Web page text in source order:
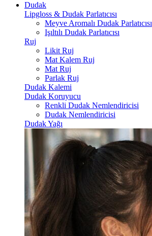
Dudak
Lipgloss & Dudak Parlatıcısı
Meyve Aromalı Dudak Parlatıcısı
Işıltılı Dudak Parlatıcısı
Ruj
Likit Ruj
Mat Kalem Ruj
Mat Ruj
Parlak Ruj
Dudak Kalemi
Dudak Koruyucu
Renkli Dudak Nemlendiricisi
Dudak Nemlendiricisi
Dudak Yağı